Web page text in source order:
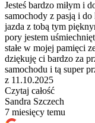
Jesteś bardzo miłym i
samochody z pasją i
jazda z tobą tym
pory jestem
stałe w mojej pamięci
dziękuję ci bardzo za
samochodu i tą super
z 11.10.2025
Czytaj całość
Sandra Szczech
7 miesięcy temu